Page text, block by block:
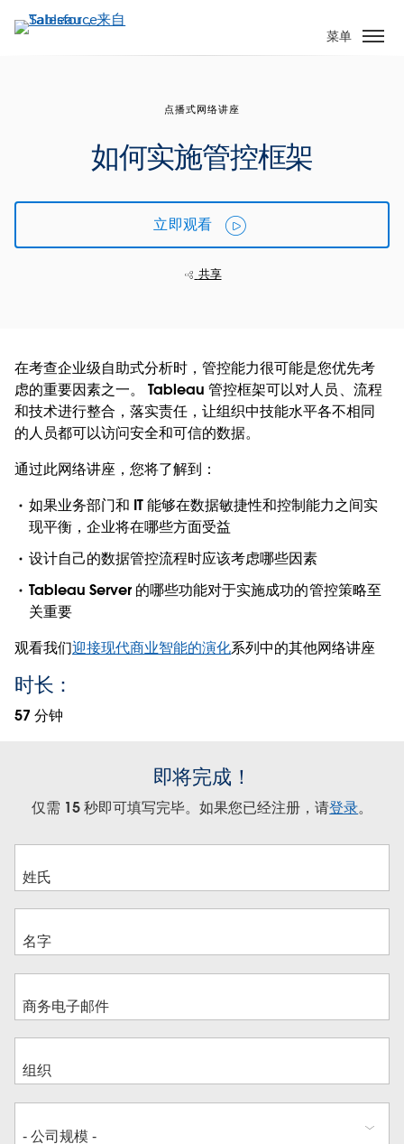
转
菜单
点播式网络讲座
如何实施管控框架
立即观看
共享
在考查企业级自助式分析时，管控能力很可能是您优先考
虑的重要因素之一。 Tableau 管控框架可以对人员、流程
和技术进行整合，落实责任，让组织中技能水平各不相同
的人员都可以访问安全和可信的数据。
通过此网络讲座，您将了解到：
如果业务部门和 IT 能够在数据敏捷性和控制能力之间实
现平衡，企业将在哪些方面受益
设计自己的数据管控流程时应该考虑哪些因素
Tableau Server 的哪些功能对于实施成功的管控策略至
关重要
观看我们迎接现代商业智能的演化系列中的其他网络讲座
时长：
57 分钟
即将完成！
仅需 15 秒即可填写完毕。如果您已经注册，请登录。